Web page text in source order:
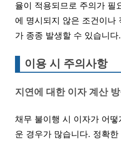
율이 적용되므로 주의가 필
에 명시되지 않은 조건이나
가 종종 발생할 수 있습니다.
이용 시 주의사항
지연에 대한 이자 계산
채무 불이행 시 이자가 어
운 경우가 많습니다. 정확